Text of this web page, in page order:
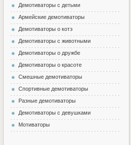
Демотиваторы с детьми
Армейские демотиваторы
Демотиваторы о котэ
Демотиваторы с животными
Демотиваторы о дружбе
Демотиваторы о красоте
Смешные демотиваторы
Спортивные демотиваторы
Разные демотиваторы
Демотиваторы с девушками
Мотиваторы